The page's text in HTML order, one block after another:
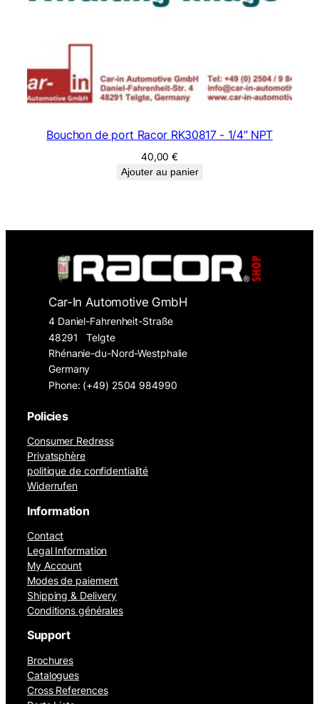
Bouchon de port Racor RK30817 - 1/4″ NPT
40,00€
Ajouter au panier
Car-In Automotive GmbH
4 Daniel-Fahrenheit-Straße
48291
Telgte
Rhénanie-du-Nord-Westphalie
Germany
Phone: (+49) 2504 984990
Policies
Consumer Redress
Privatsphère
politique de confidentialité
Widerrufen
Information
Contact
Legal Information
My Account
Modes de paiement
Shipping & Delivery
Conditions générales
Support
Brochures
Catalogues
Cross References